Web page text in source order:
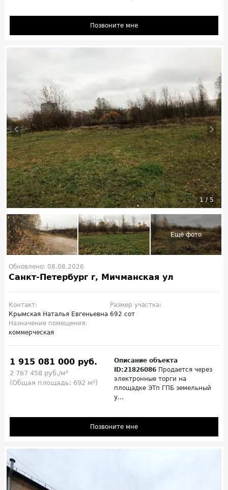
Позвоните мне
1/5
Обновлено: 08.08.2026
Санкт-Петербург г, Мичманская ул
Контакт:
Крымская Наталья Евгеньевна
Размер участка:
692 сот
Назначение помещения:
коммерческая
1 915 081 000 руб.
2 767 458 руб./м²
(Общая площадь: 692 м²)
Описание объекта
ID:21826086 Продается через
электронные торги на
площадке ЭТп ГПБ земельный
у...
Позвоните мне